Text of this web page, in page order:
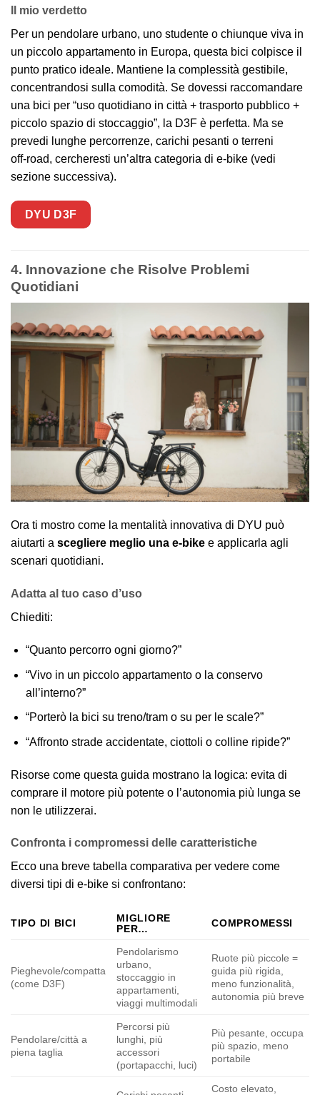
Il mio verdetto
Per un pendolare urbano, uno studente o chiunque viva in
un piccolo appartamento in Europa, questa bici colpisce il
punto pratico ideale. Mantiene la complessità gestibile,
concentrandosi sulla comodità. Se dovessi raccomandare
una bici per “uso quotidiano in città + trasporto pubblico +
piccolo spazio di stoccaggio”, la D3F è perfetta. Ma se
prevedi lunghe percorrenze, carichi pesanti o terreni
off‑road, cercheresti un’altra categoria di e‑bike (vedi
sezione successiva).
DYU D3F
4. Innovazione che Risolve Problemi
Quotidiani
Ora ti mostro come la mentalità innovativa di DYU può
aiutarti a scegliere meglio una e‑bike e applicarla agli
scenari quotidiani.
Adatta al tuo caso d’uso
Chiediti:
“Quanto percorro ogni giorno?”
“Vivo in un piccolo appartamento o la conservo
all’interno?”
“Porterò la bici su treno/tram o su per le scale?”
“Affronto strade accidentate, ciottoli o colline ripide?”
Risorse come questa guida mostrano la logica: evita di
comprare il motore più potente o l’autonomia più lunga se
non le utilizzerai.
Confronta i compromessi delle caratteristiche
Ecco una breve tabella comparativa per vedere come
diversi tipi di e‑bike si confrontano:
TIPO DI BICI
MIGLIORE
PER…
COMPROMESSI
Pieghevole/compatta
(come D3F)
Pendolarismo
urbano,
stoccaggio in
appartamenti,
viaggi multimodali
Ruote più piccole =
guida più rigida,
meno funzionalità,
autonomia più breve
Pendolare/città a
piena taglia
Percorsi più
lunghi, più
accessori
(portapacchi, luci)
Più pesante, occupa
più spazio, meno
portabile
Costo elevato,